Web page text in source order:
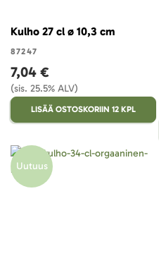
Kulho 27 cl ø 10,3 cm
87247
7,04 €
(sis. 25.5% ALV)
LISÄÄ OSTOSKORIIN 12 KPL
Uutuus